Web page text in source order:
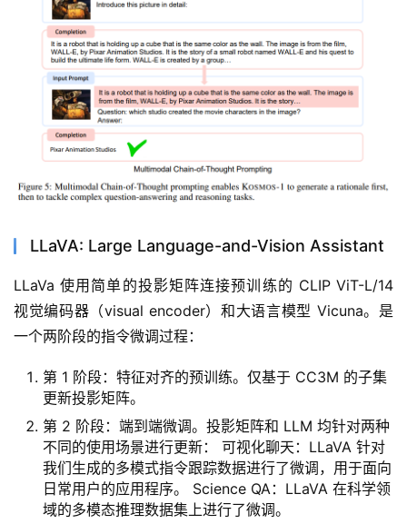
LLaVA: Large Language-and-Vision Assistant
LLaVa 使用简单的投影矩阵连接预训练的 CLIP ViT-L/14
视觉编码器（visual encoder）和大语言模型 Vicuna。是
一个两阶段的指令微调过程：
第 1 阶段：特征对齐的预训练。仅基于 CC3M 的子集
更新投影矩阵。
第 2 阶段：端到端微调。投影矩阵和 LLM 均针对两种
不同的使用场景进行更新： 可视化聊天：LLaVA 针对
我们生成的多模式指令跟踪数据进行了微调，用于面向
日常用户的应用程序。 Science QA：LLaVA 在科学领
域的多模态推理数据集上进行了微调。